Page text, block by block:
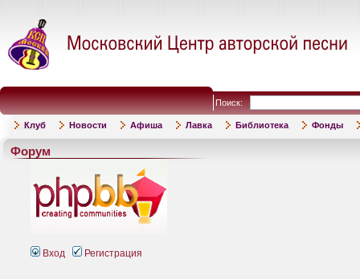
Поиск:
Клуб Новости Афиша Лавка Библиотека Фонды
Форум
Вход Регистрация